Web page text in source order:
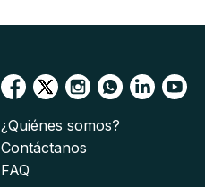
¿Quiénes somos?
Contáctanos
FAQ